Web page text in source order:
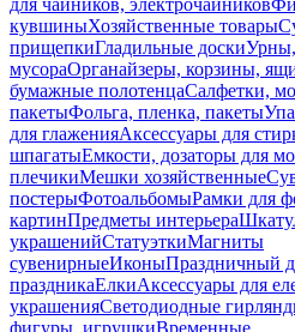
для чайников, электрочайников
кувшиныХозяйственные товары
прищепкиГладильные доски
мусораОрганайзеры, корзины,
бумажные полотенцаСалфетки,
пакетыФольга, пленка, пакеты
для глаженияАксессуары для
шпагатыЕмкости, дозаторы для
плечикиМешки хозяйственные
постерыФотоальбомыРамки для
картинПредметы интерьера
украшенийСтатуэткиМагниты
сувенирныеИконыПраздничный
праздникаЕлкиАксессуары для
украшенияСветодиодные
фигуры, игрушкиВременные